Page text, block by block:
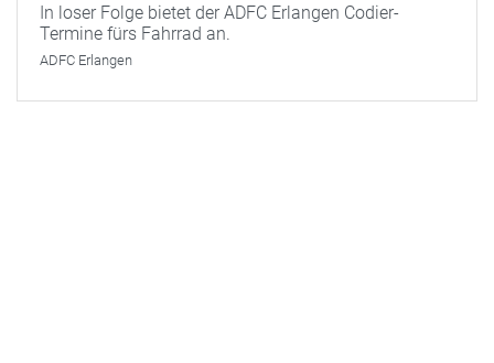
In loser Folge bietet der ADFC Erlangen Codier-
Termine fürs Fahrrad an.
ADFC Erlangen